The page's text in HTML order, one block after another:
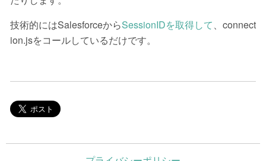
技術的にはSalesforceからSessionIDを取得して、 connect
ion.jsをコールしているだけです。